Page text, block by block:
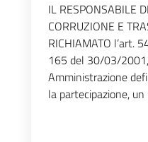
IL RESPONSABILE
CORRUZIONE E
RICHIAMATO l’art.
165 del 30/03/
Amministrazione
la partecipazione,